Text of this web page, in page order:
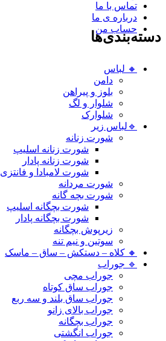
تماس با ما
درباره ی ما
حساب من
دسته‌بندی‌ها
🔸 لباس
دامن
بلوز و پیراهن
شلوار و لگ
شلوارک
🔹لباس زیر
شورت زنانه
شورت زنانه اسلیپ
شورت زنانه پادار
شورت لامبادا و فانتزی
شورت مردانه
شورت بچه گانه
شورت بچگانه اسلیپ
شورت بچگانه پادار
زیرپوش بچگانه
سوتین و نیم تنه
🔸 کلاه – دستکش – ساق – ماسک
🔹 جوراب
جوراب مچی
جوراب ساق کوتاه
جوراب ساق بلند و سه ربع
جوراب بالای زانو
جوراب بچگانه
جوراب انگشتی